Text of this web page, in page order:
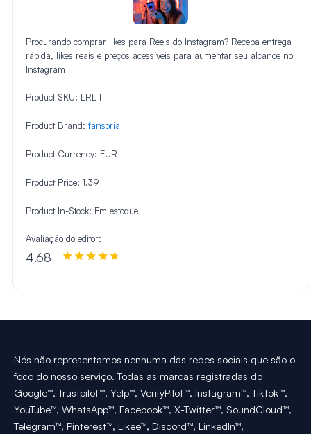
Procurando comprar likes para Reels do Instagram? Receba entrega
rápida, likes reais e preços acessíveis para aumentar seu alcance no
Instagram
Product SKU: LRL-1
Product Brand: fansoria
Product Currency: EUR
Product Price: 1.39
Product In-Stock: Em estoque
Avaliação do editor:
4.68
Nós não representamos nenhuma das redes sociais que são o
foco do nosso serviço. Todas as marcas registradas do
Google™, Trustpilot™, Yelp™, VerifyPilot™, Instagram™, TikTok™,
YouTube™, WhatsApp™, Facebook™, X-Twitter™, SoundCloud™,
Telegram™, Pinterest™, Likee™, Discord™, LinkedIn™,